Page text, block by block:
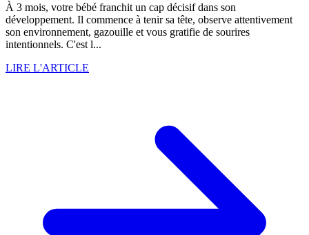
À 3 mois, votre bébé franchit un cap décisif dans son
développement. Il commence à tenir sa tête, observe attentivement
son environnement, gazouille et vous gratifie de sourires
intentionnels. C'est l...
LIRE L'ARTICLE